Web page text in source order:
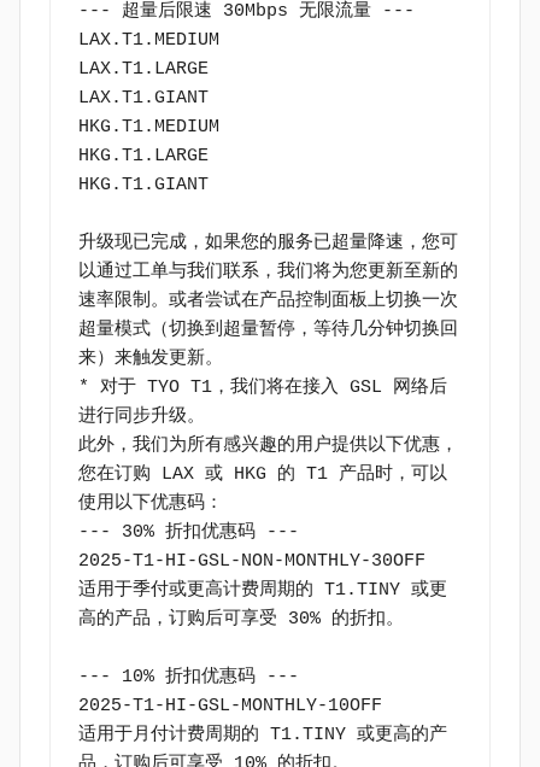
--- 超量后限速 30Mbps 无限流量 ---
LAX.T1.MEDIUM
LAX.T1.LARGE
LAX.T1.GIANT
HKG.T1.MEDIUM
HKG.T1.LARGE
HKG.T1.GIANT
升级现已完成，如果您的服务已超量降速，您可
以通过工单与我们联系，我们将为您更新至新的
速率限制。或者尝试在产品控制面板上切换一次
超量模式（切换到超量暂停，等待几分钟切换回
来）来触发更新。
* 对于 TYO T1，我们将在接入 GSL 网络后
进行同步升级。
此外，我们为所有感兴趣的用户提供以下优惠，
您在订购 LAX 或 HKG 的 T1 产品时，可以
使用以下优惠码：
--- 30% 折扣优惠码 ---
2025-T1-HI-GSL-NON-MONTHLY-30OFF
适用于季付或更高计费周期的 T1.TINY 或更
高的产品，订购后可享受 30% 的折扣。
--- 10% 折扣优惠码 ---
2025-T1-HI-GSL-MONTHLY-10OFF
适用于月付计费周期的 T1.TINY 或更高的产